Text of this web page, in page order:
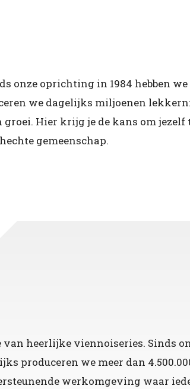
onze oprichting in 1984 hebben
we dagelijks miljoenen
Hier krijg je de kans om
gemeenschap.
heerlijke viennoiseries. Sinds
produceren we meer dan
werkomgeving waar